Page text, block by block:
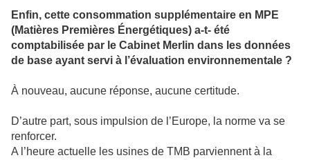
Enfin, cette consommation supplémentaire en MPE
(Matières Premières Énergétiques) a-t- été
comptabilisée par le Cabinet Merlin dans les données
de base ayant servi à l’évaluation environnementale ?
À nouveau, aucune réponse, aucune certitude.
D’autre part, sous impulsion de l’Europe, la norme va se
renforcer.
A l’heure actuelle les usines de TMB parviennent à la